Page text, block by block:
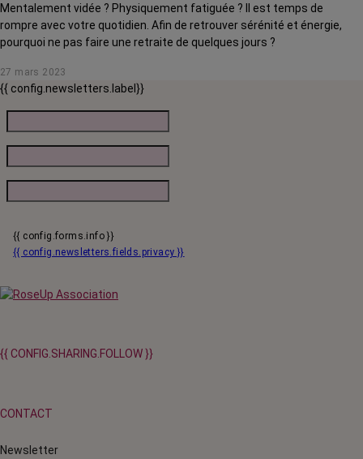
Mentalement vidée ? Physiquement fatiguée ? Il est temps de
rompre avec votre quotidien. Afin de retrouver sérénité et énergie,
pourquoi ne pas faire une retraite de quelques jours ?
27 mars 2023
{{ config.newsletters.label}}
{{ config.forms.info }}
{{ config.newsletters.fields.privacy }}
{{ CONFIG.SHARING.FOLLOW }}
CONTACT
Newsletter